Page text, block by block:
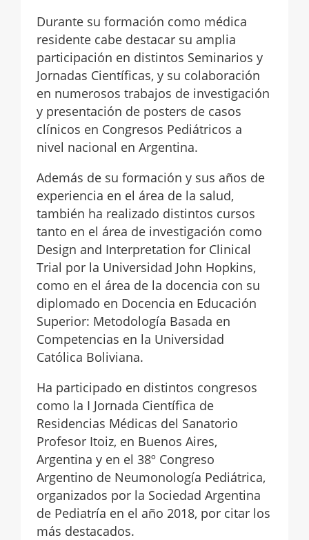
Durante su formación como médica
residente cabe destacar su amplia
participación en distintos Seminarios y
Jornadas Científicas, y su colaboración
en numerosos trabajos de investigación
y presentación de posters de casos
clínicos en Congresos Pediátricos a
nivel nacional en Argentina.
Además de su formación y sus años de
experiencia en el área de la salud,
también ha realizado distintos cursos
tanto en el área de investigación como
Design and Interpretation for Clinical
Trial por la Universidad John Hopkins,
como en el área de la docencia con su
diplomado en Docencia en Educación
Superior: Metodología Basada en
Competencias en la Universidad
Católica Boliviana.
Ha participado en distintos congresos
como la I Jornada Científica de
Residencias Médicas del Sanatorio
Profesor Itoiz, en Buenos Aires,
Argentina y en el 38º Congreso
Argentino de Neumonología Pediátrica,
organizados por la Sociedad Argentina
de Pediatría en el año 2018, por citar los
más destacados.